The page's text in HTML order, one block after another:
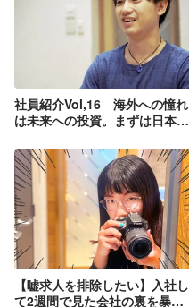
社員紹介Vol,16 海外への憧れ
は未来への投資。まずは日本で
TresInnovation！
【嘘求人を排除したい】入社し
て2週間で見た会社の裏を暴い